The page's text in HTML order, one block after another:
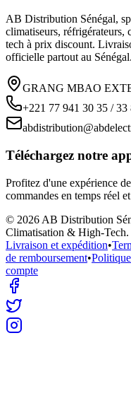
AB Distribution Sénégal,
climatiseurs, réfrigérateurs,
tech à prix discount.
officielle partout au Sénégal.
GRANG MBAO
+221 77 941 30 35 / 33
Téléchargez notre
Profitez d'une expérience
commandes en temps réel
© 2026 AB Distribution
Climatisation & High-Tech
Livraison et expédition•
de remboursement•
compte